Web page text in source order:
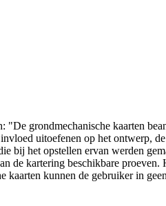
grondmechanische kaarten
uitoefenen op het ontwerp,
bij het opstellen ervan werden
de kartering beschikbare
kaarten kunnen de gebruiker in